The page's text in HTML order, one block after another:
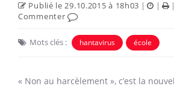
Publié le 29.10.2015 à 18h03 | |
Commenter
Mots clés : hantavirus école
« Non au harcèlement », c’est la